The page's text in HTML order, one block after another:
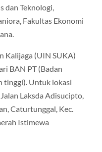
dan Teknologi,
Fakultas Ekonomi
Kalijaga (UIN SUKA)
BAN PT (Badan
tinggi). Untuk lokasi
Laksda Adisucipto,
Caturtunggal, Kec.
Istimewa